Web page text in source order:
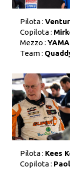
Pilota :
Copilota :
Mezzo :
Team :
Pilota : Kees
Copilota :